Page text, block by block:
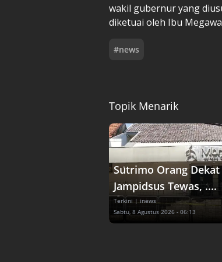
wakil gubernur yang
diketuai oleh Ibu
#news
Topik Menarik
Sutrimo Orang Dekat
Jampidsus Tewas, ....
Terkini | inews
Sabtu, 8 Agustus 2026 - 06:13